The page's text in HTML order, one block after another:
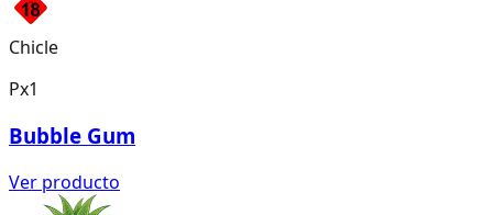
Chicle
Px1
Bubble Gum
Ver producto